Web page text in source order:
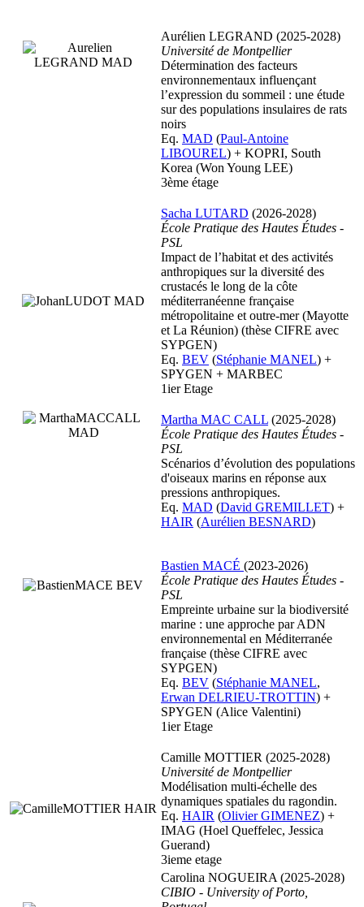
Aurélien LEGRAND (2025-2028)
Université de Montpellier
Détermination des facteurs
environnementaux influençant
l’expression du sommeil : une étude
sur des populations insulaires de rats
noirs
Eq. MAD (Paul-Antoine
LIBOUREL) + KOPRI, South
Korea (Won Young LEE)
3ème étage
Sacha LUTARD (2026-2028)
École Pratique des Hautes Études -
PSL
Impact de l’habitat et des activités
anthropiques sur la diversité des
crustacés le long de la côte
méditerranéenne française
métropolitaine et outre-mer (Mayotte
et La Réunion) (thèse CIFRE avec
SYPGEN)
Eq. BEV (Stéphanie MANEL) +
SPYGEN + MARBEC
1ier Etage
Martha MAC CALL (2025-2028)
École Pratique des Hautes Études -
PSL
Scénarios d’évolution des populations
d'oiseaux marins en réponse aux
pressions anthropiques.
Eq. MAD (David GREMILLET) +
HAIR (Aurélien BESNARD)
Bastien MACÉ (2023-2026)
École Pratique des Hautes Études -
PSL
Empreinte urbaine sur la biodiversité
marine : une approche par ADN
environnemental en Méditerranée
française (thèse CIFRE avec
SYPGEN)
Eq. BEV (Stéphanie MANEL,
Erwan DELRIEU-TROTTIN) +
SPYGEN (Alice Valentini)
1ier Etage
Camille MOTTIER (2025-2028)
Université de Montpellier
Modélisation multi-échelle des
dynamiques spatiales du ragondin.
Eq. HAIR (Olivier GIMENEZ) +
IMAG (Hoel Queffelec, Jessica
Guerand)
3ieme etage
Carolina NOGUEIRA (2025-2028)
CIBIO - University of Porto,